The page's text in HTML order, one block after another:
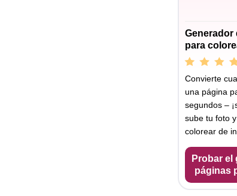
Generador
para
Convierte
una página
segundos –
sube tu foto
colorear de
Probar el
páginas